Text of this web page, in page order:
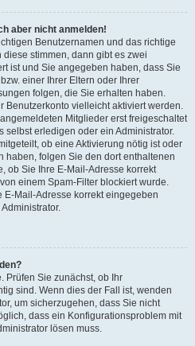
aber nicht anmelden!
Benutzernamen und das richtige
stimmen, dann gibt es zwei
ist und Sie angegeben haben, dass Sie
einer Ihrer Eltern oder Ihrer
folgen, die Sie erhalten haben.
Benutzerkonto vielleicht aktiviert werden.
Mitglieder erst freigeschaltet
selbst erledigen oder ein Administrator.
ob eine Aktivierung nötig ist oder
haben, folgen Sie den dort enthaltenen
ob Sie Ihre E-Mail-Adresse korrekt
einem Spam-Filter blockiert wurde.
E-Mail-Adresse korrekt eingegeben
Prüfen Sie zunächst, ob Ihr
sind. Wenn dies der Fall ist, wenden
um sicherzugehen, dass Sie nicht
dass ein Konfigurationsproblem mit
lösen muss.